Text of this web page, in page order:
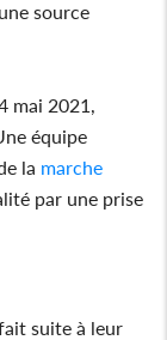
source
mai 2021,
équipe
la marche
par une prise
suite à leur